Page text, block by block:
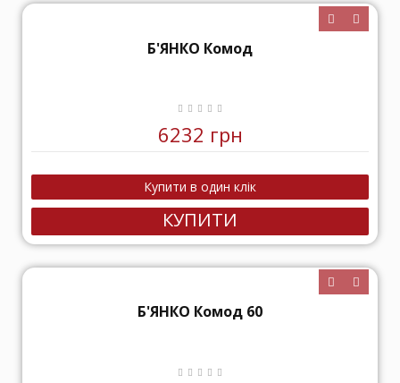
Б'ЯНКО Комод
6232 грн
КУПИТИ
Б'ЯНКО Комод 60